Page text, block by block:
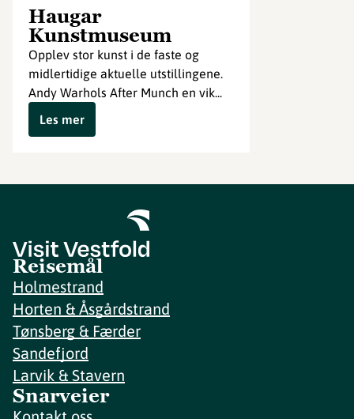
Haugar
Kunstmuseum
Opplev stor kunst i de faste og
midlertidige aktuelle utstillingene.
Andy Warhols After Munch en vik...
Les mer
Reisemål
Holmestrand
Horten & Åsgårdstrand
Tønsberg & Færder
Sandefjord
Larvik & Stavern
Snarveier